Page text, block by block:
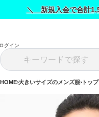
＼ 新規入会で合計
グイン
HOME 大きいサイズのメンズ服 トップ